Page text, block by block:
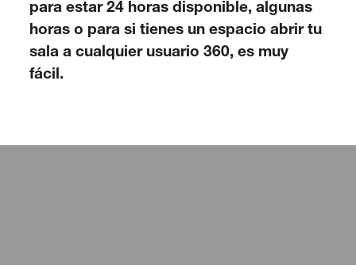
para estar 24 horas disponible, algunas
horas o para si tienes un espacio abrir tu
sala a cualquier usuario 360, es muy
fácil.